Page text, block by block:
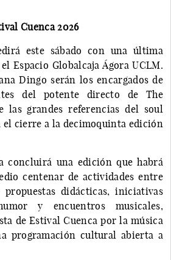
Cuenca 2026
este sábado con una última
Espacio Globalcaja Ágora UCLM.
Dingo serán los encargados de
del potente directo de The
las grandes referencias del soul
el cierre a la decimoquinta edición
concluirá una edición que habrá
centenar de actividades entre
didácticas, iniciativas
y encuentros musicales,
de Estival Cuenca por la música
programación cultural abierta a